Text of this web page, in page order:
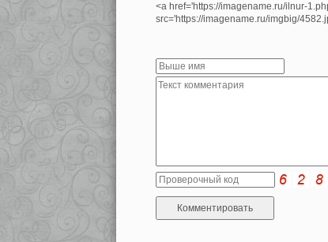
<a href='https://imagename.ru/ilnur-
src='https://imagename.ru/imgbig/